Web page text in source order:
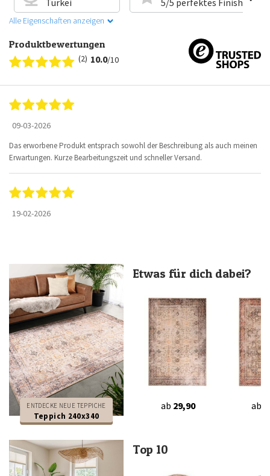
Alle Eigenschaften anzeigen
Produktbewertungen
(2) 10.0/10
09-03-2026
Das erworbene Produkt entsprach sowohl der Beschreibung als auch meinen
Erwartungen. Kurze Bearbeitungszeit und schneller Versand.
19-02-2026
ENTDECKE NEUE TEPPICHE
Teppich 240x340
Etwas für dich dabei?
ab 29,90 ab
Top 10